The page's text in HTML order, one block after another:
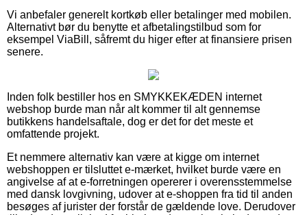
Vi anbefaler generelt kortkøb eller betalinger med mobilen.
Alternativt bør du benytte et afbetalingstilbud som for
eksempel ViaBill, såfremt du higer efter at finansiere prisen
senere.
Inden folk bestiller hos en SMYKKEKÆDEN internet
webshop burde man når alt kommer til alt gennemse
butikkens handelsaftale, dog er det for det meste et
omfattende projekt.
Et nemmere alternativ kan være at kigge om internet
webshoppen er tilsluttet e-mærket, hvilket burde være en
angivelse af at e-forretningen opererer i overensstemmelse
med dansk lovgivning, udover at e-shoppen fra tid til anden
besøges af jurister der forstår de gældende love. Derudover